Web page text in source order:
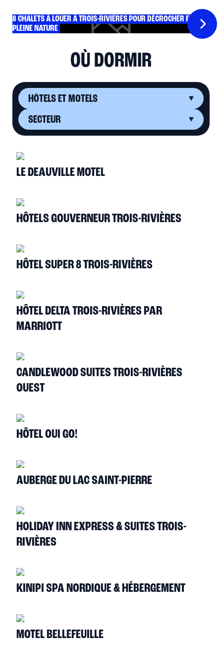
8 CHALETS À LOUER À TROIS-RIVIÈRES POUR DÉCROCHER EN
PLEINE NATURE
OÙ DORMIR
LE DEAUVILLE MOTEL
HÔTELS GOUVERNEUR TROIS-RIVIÈRES
HÔTEL SUPER 8 TROIS-RIVIÈRES
HÔTEL DELTA TROIS-RIVIÈRES PAR
MARRIOTT
CANDLEWOOD SUITES TROIS-RIVIÈRES
OUEST
HÔTEL OUI GO!
AUBERGE DU LAC SAINT-PIERRE
HOLIDAY INN EXPRESS & SUITES TROIS-
RIVIÈRES
KINIPI SPA NORDIQUE & HÉBERGEMENT
MOTEL BELLEFEUILLE